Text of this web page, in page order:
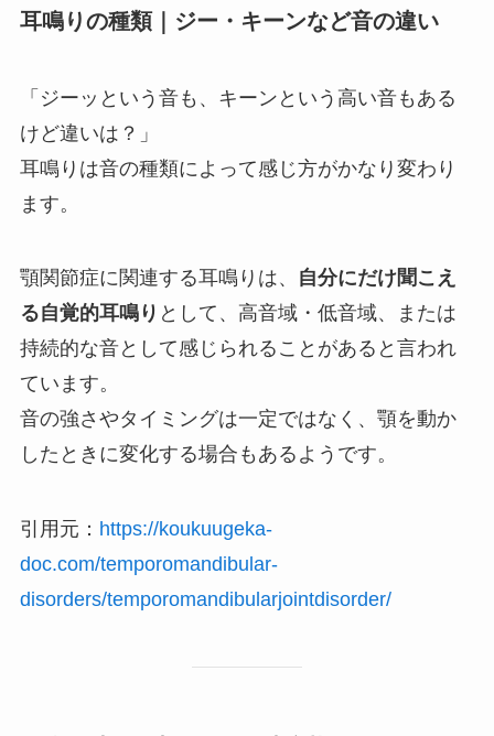
耳鳴りの種類｜ジー・キーンなど音の違い
「ジーッという音も、キーンという高い音もある
けど違いは？」
耳鳴りは音の種類によって感じ方がかなり変わり
ます。
顎関節症に関連する耳鳴りは、
自分にだけ聞こえ
る自覚的耳鳴り として、高音域・低音域、または
持続的な音として感じられることがあると言われ
ています。
音の強さやタイミングは一定ではなく、顎を動か
したときに変化する場合もあるようです。
引用元： https://koukuugeka-
doc.com/temporomandibular-
disorders/temporomandibularjointdisorder/